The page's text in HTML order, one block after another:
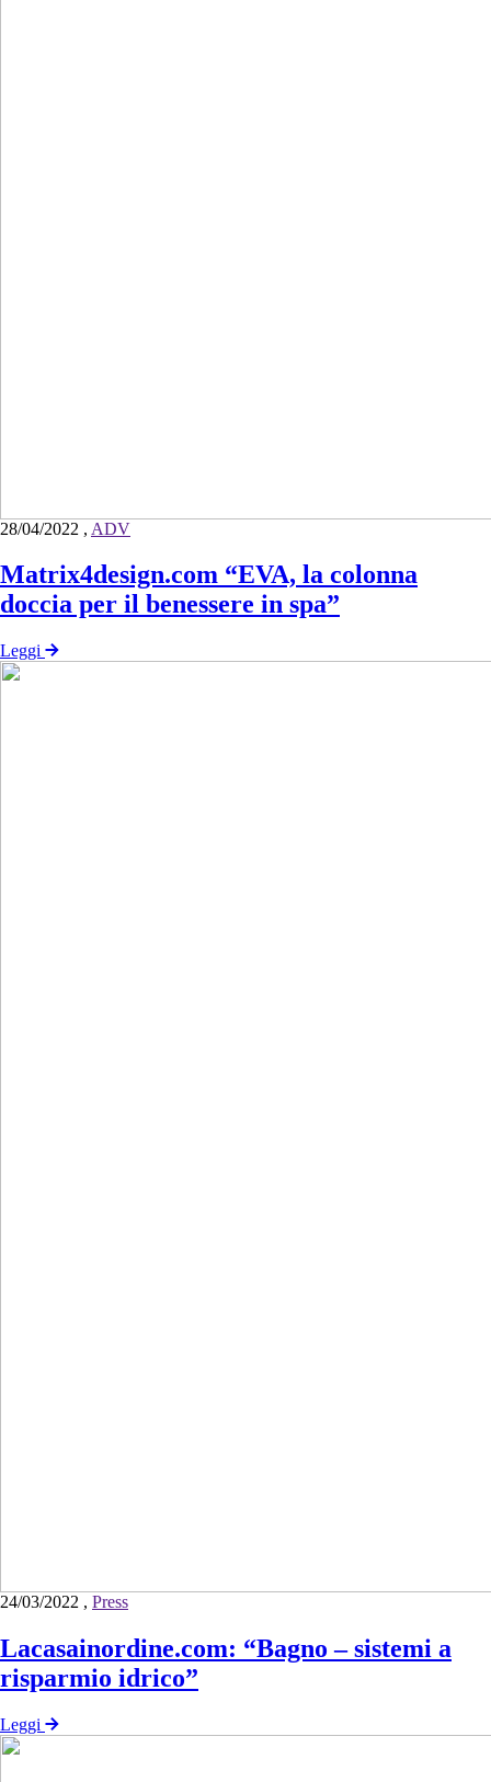
28/04/2022 , ADV
Matrix4design.com “EVA, la colonna
doccia per il benessere in spa”
Leggi
24/03/2022 , Press
Lacasainordine.com: “Bagno – sistemi a
risparmio idrico”
Leggi